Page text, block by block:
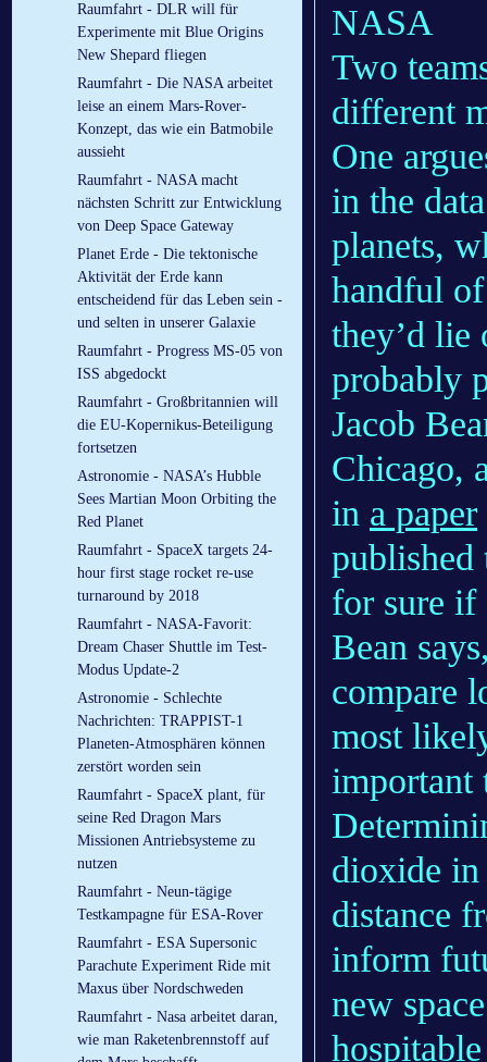
Raumfahrt - DLR will für
Experimente mit Blue Origins
New Shepard fliegen
Raumfahrt - Die NASA arbeitet
leise an einem Mars-Rover-
Konzept, das wie ein Batmobile
aussieht
Raumfahrt - NASA macht
nächsten Schritt zur Entwicklung
von Deep Space Gateway
Planet Erde - Die tektonische
Aktivität der Erde kann
entscheidend für das Leben sein -
und selten in unserer Galaxie
Raumfahrt - Progress MS-05 von
ISS abgedockt
Raumfahrt - Großbritannien will
die EU-Kopernikus-Beteiligung
fortsetzen
Astronomie - NASA’s Hubble
Sees Martian Moon Orbiting the
Red Planet
Raumfahrt - SpaceX targets 24-
hour first stage rocket re-use
turnaround by 2018
Raumfahrt - NASA-Favorit:
Dream Chaser Shuttle im Test-
Modus Update-2
Astronomie - Schlechte
Nachrichten: TRAPPIST-1
Planeten-Atmosphären können
zerstört worden sein
Raumfahrt - SpaceX plant, für
seine Red Dragon Mars
Missionen Antriebsysteme zu
nutzen
Raumfahrt - Neun-tägige
Testkampagne für ESA-Rover
Raumfahrt - ESA Supersonic
Parachute Experiment Ride mit
Maxus über Nordschweden
Raumfahrt - Nasa arbeitet daran,
wie man Raketenbrennstoff auf
NASA
Two
different
One
in the
planets,
handful
they’d lie
probably
Jacob
Chicago,
in a paper
published
for sure if
Bean
compare
most
important
dioxide in
distance
inform
new